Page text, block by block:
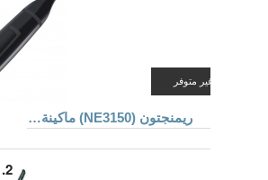
غير متوفر
ريمنجتون (NE3150) ماكينة لتهذيب شعر الأنف والحاجب والأذن